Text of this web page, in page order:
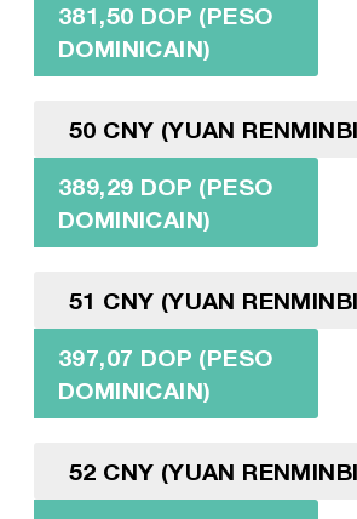
381,50 DOP (PESO
DOMINICAIN)
50 CNY (YUAN
389,29 DOP (PESO
DOMINICAIN)
51 CNY (YUAN
397,07 DOP (PESO
DOMINICAIN)
52 CNY (YUAN